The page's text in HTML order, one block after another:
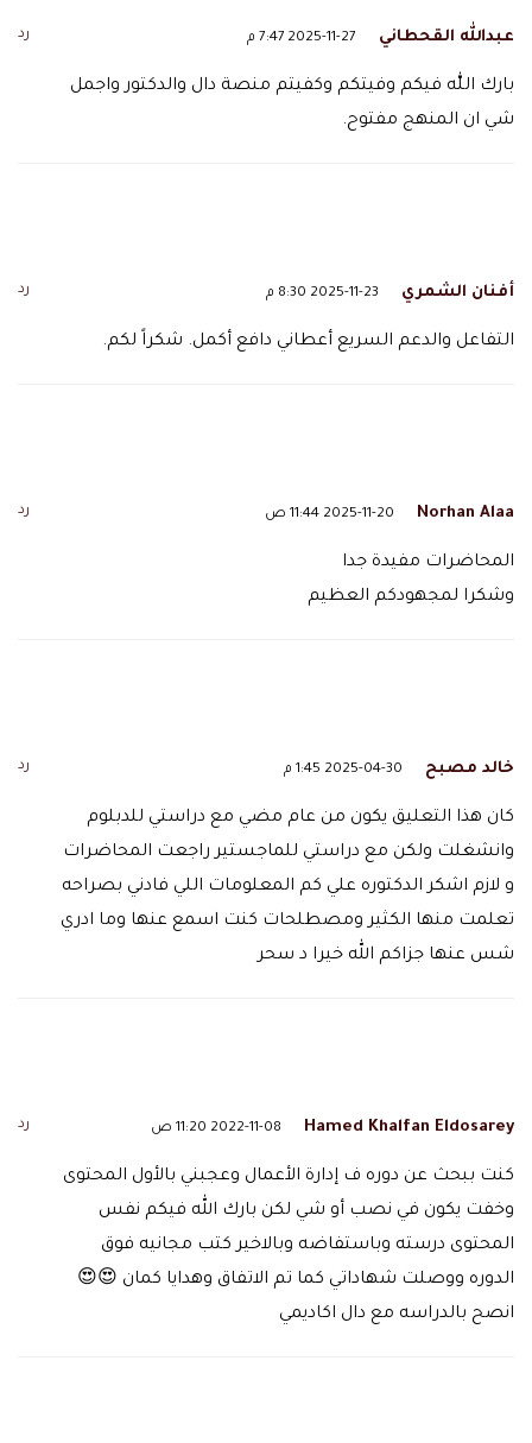
عبدالله القحطاني 2025-11-27 7:47 م رد
بارك اللّٰه فيكم وفيتكم وكفيتم منصة دال والدكتور واجمل
شي ان المنهج مفتوح.
أفنان الشمري 2025-11-23 8:30 م رد
التفاعل والدعم السريع أعطاني دافع أكمل. شكراً لكم.
Norhan Alaa 2025-11-20 11:44 ص رد
المحاضرات مفيدة جدا
وشكرا لمجهودكم العظيم
خالد مصبح 2025-04-30 1:45 م رد
كان هذا التعليق يكون من عام مضي مع دراستي للدبلوم
وانشغلت ولكن مع دراستي للماجستير راجعت المحاضرات
و لازم اشكر الدكتوره علي كم المعلومات اللي فادني بصراحه
تعلمت منها الكثير ومصطلحات كنت اسمع عنها وما ادري
شس عنها جزاكم الله خيرا د سحر
Hamed Khalfan Eldosarey 2022-11-08 11:20 ص رد
كنت ببحث عن دوره ف إدارة الأعمال وعجبني بالأول المحتوى
وخفت يكون في نصب أو شي لكن بارك الله فيكم نفس
المحتوى درسته وباستفاضه وبالاخير كتب مجانيه فوق
الدوره ووصلت شهاداتي كما تم الاتفاق وهدايا كمان 😍😍
انصح بالدراسه مع دال اكاديمي